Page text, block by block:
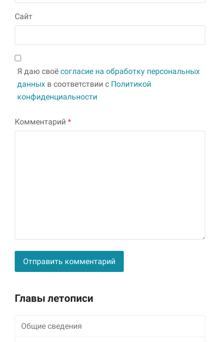
Сайт
Я даю своё согласие на обработку персональных
данных в соответствии с Политикой
конфиденциальности
Комментарий *
Главы летописи
Общие сведения